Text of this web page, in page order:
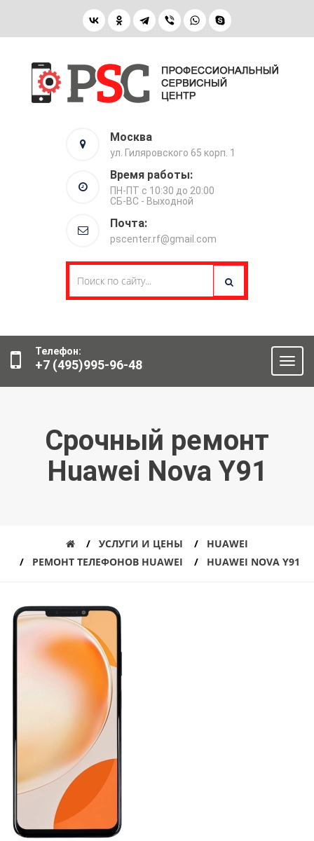
Москва
ул. Гиляровского 65 корп. 1
Время работы:
ПН-ПТ с 10:30 до 20:00
СБ-ВС - Выходной
Почта:
pscenter.rf@gmail.com
Телефон:
+7 (495)995-96-48
Срочный ремонт
Huawei Nova Y91
УСЛУГИ И ЦЕНЫ
HUAWEI
РЕМОНТ ТЕЛЕФОНОВ HUAWEI
HUAWEI NOVA Y91